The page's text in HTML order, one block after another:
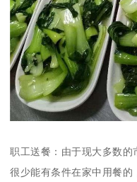
职工送餐：由于现大多数
很少能有条件在家中用餐